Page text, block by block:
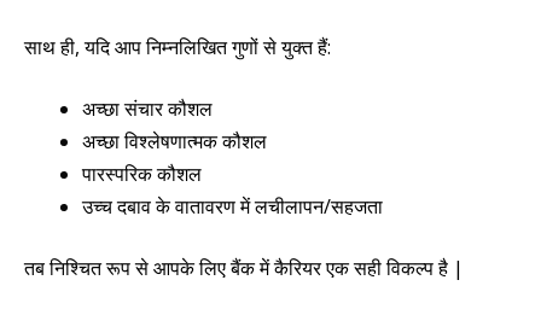
साथ ही, यदि आप निम्नलिखित गुणों से युक्त हैं:
अच्छा संचार कौशल
अच्छा विश्लेषणात्मक कौशल
पारस्परिक कौशल
उच्च दबाव के वातावरण में लचीलापन/सहजता
तब निश्चित रूप से आपके लिए बैंक में कैरियर एक सही विकल्प है |